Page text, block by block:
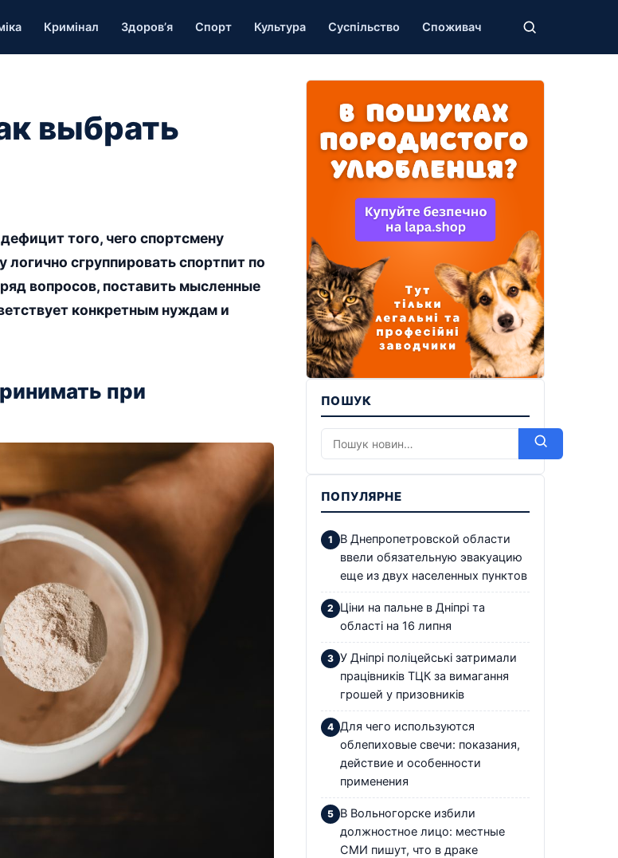
Кримінал Здоров’я Спорт Культура Суспільство Споживач
выбрать
того, чего спортсмену
сгруппировать спортпит по
вопросов, поставить мысленные
конкретным нуждам и
при
ПОШУК
ПОПУЛЯРНЕ
В Днепропетровской области
ввели обязательную эвакуацию
еще из двух населенных пунктов
Ціни на пальне в Дніпрі та
області на 16 липня
У Дніпрі поліцейські затримали
працівників ТЦК за вимагання
грошей у призовників
Для чего используются
облепиховые свечи: показания,
действие и особенности
применения
В Вольногорске избили
должностное лицо: местные
СМИ пишут, что в драке